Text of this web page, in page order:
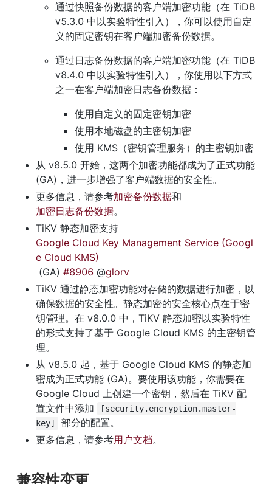
通过快照备份数据的客户端加密功能（在 TiDB
v5.3.0 中以实验特性引入），你可以使用自定
义的固定密钥在客户端加密备份数据。
通过日志备份数据的客户端加密功能（在 TiDB
v8.4.0 中以实验特性引入），你使用以下方式
之一在客户端加密日志备份数据：
使用自定义的固定密钥加密
使用本地磁盘的主密钥加密
使用 KMS（密钥管理服务）的主密钥加密
从 v8.5.0 开始，这两个加密功能都成为了正式功能
(GA)，进一步增强了客户端数据的安全性。
更多信息，请参考加密备份数据和
加密日志备份数据。
TiKV 静态加密支持
Google Cloud Key Management Service (Googl
e Cloud KMS)
(GA) #8906 @glorv
TiKV 通过静态加密功能对存储的数据进行加密，以
确保数据的安全性。静态加密的安全核心点在于密
钥管理。在 v8.0.0 中，TiKV 静态加密以实验特性
的形式支持了基于 Google Cloud KMS 的主密钥管
理。
从 v8.5.0 起，基于 Google Cloud KMS 的静态加
密成为正式功能 (GA)。要使用该功能，你需要在
Google Cloud 上创建一个密钥，然后在 TiKV 配
置文件中添加
[security.encryption.master-
key]
部分的配置。
更多信息，请参考用户文档。
兼容性变更